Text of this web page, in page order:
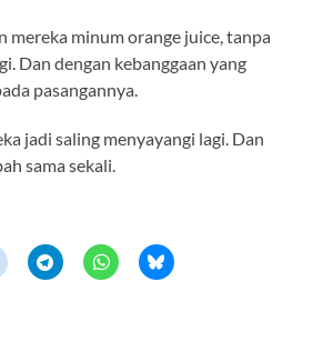
mereka minum orange juice, tanpa
Dan dengan kebanggaan yang
pasangannya.
jadi saling menyayangi lagi. Dan
sama sekali.